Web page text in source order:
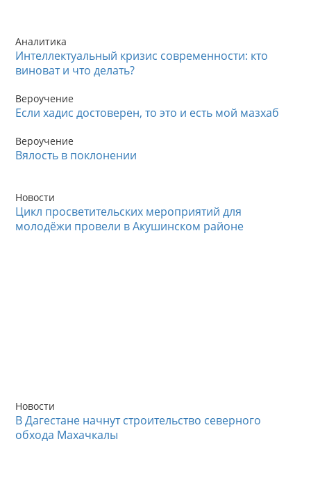
Аналитика
Интеллектуальный кризис современности: кто
виноват и что делать?
Вероучение
Если хадис достоверен, то это и есть мой мазхаб
Вероучение
Вялость в поклонении
Новости
Цикл просветительских мероприятий для
молодёжи провели в Акушинском районе
Новости
В Дагестане начнут строительство северного
обхода Махачкалы